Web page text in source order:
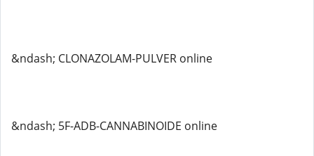
&ndash; CLONAZOLAM-PULVER online
&ndash; 5F-ADB-CANNABINOIDE online